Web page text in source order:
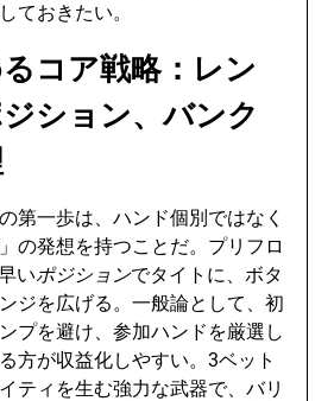
ておきたい。
コア戦略：レン
ション、バンク
第一歩は、ハンド個別ではなく
の発想を持つことだ。プリフロ
いポジションでタイトに、ボタ
ジを広げる。一般論として、初
プを避け、参加ハンドを厳選し
方が収益化しやすい。3ベット
ティを生む強力な武器で、バリ